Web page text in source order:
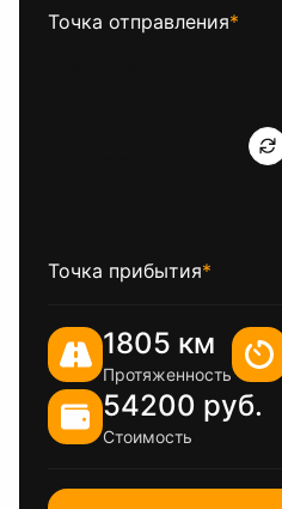
Точка отправления*
Точка прибытия*
1805 км
Протяженность
54200 руб.
Стоимость